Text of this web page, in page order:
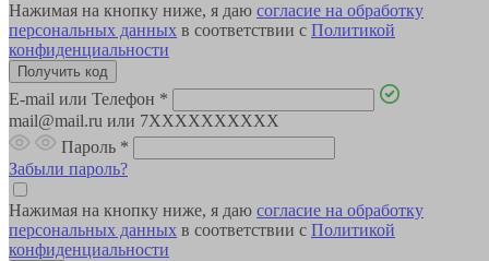
Нажимая на кнопку ниже, я даю согласие на обработку
персональных данных в соответствии с Политикой
конфиденциальности
E-mail или Телефон *
mail@mail.ru или 7XXXXXXXXXX
Пароль *
Забыли пароль?
Нажимая на кнопку ниже, я даю согласие на обработку
персональных данных в соответствии с Политикой
конфиденциальности